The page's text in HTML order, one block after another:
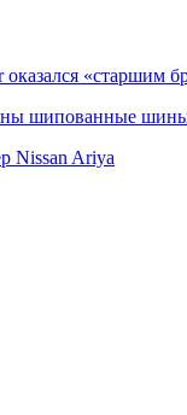
«старшим
шипованные
Nissan Ariya